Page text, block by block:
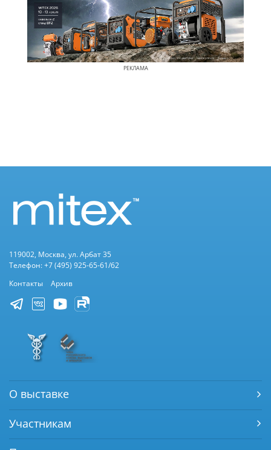
РЕКЛАМА
119002, Москва, ул. Арбат 35
Телефон: +7 (495) 925-65-61/62
Контакты
Архив
О выставке
Участникам